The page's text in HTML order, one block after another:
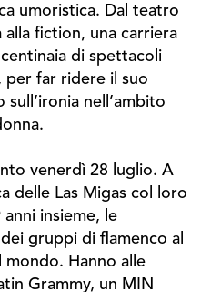
umoristica. Dal teatro
alla fiction, una carriera
di spettacoli
per far ridere il suo
nell’ambito
venerdì 28 luglio. A
delle Las Migas col loro
anni insieme, le
gruppi di flamenco al
mondo. Hanno alle
Grammy, un MIN